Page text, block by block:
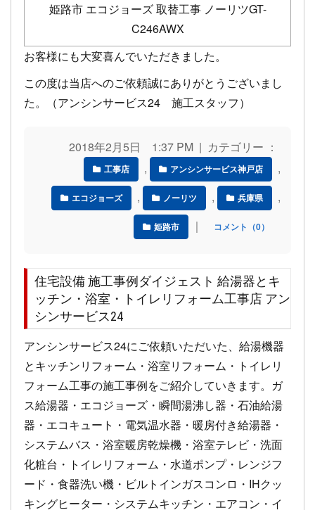
姫路市 エコジョーズ 取替工事 ノーリツGT-
C246AWX
お客様にも大変喜んでいただきました。
この度は当店へのご依頼誠にありがとうございまし
た。（アンシンサービス24 施工スタッフ）
2018年2月5日 1:37 PM | カテゴリー ：
工事店 , アンシンサービス神戸店 ,
エコジョーズ , ノーリツ , 兵庫県 ,
姫路市 ｜ コメント（0）
住宅設備 施工事例ダイジェスト 給湯器とキ
ッチン・浴室・トイレリフォーム工事店 アン
シンサービス24
アンシンサービス24にご依頼いただいた、給湯機器
とキッチンリフォーム・浴室リフォーム・トイレリ
フォーム工事の施工事例をご紹介していきます。ガ
ス給湯器・エコジョーズ・瞬間湯沸し器・石油給湯
器・エコキュート・電気温水器・暖房付き給湯器・
システムバス・浴室暖房乾燥機・浴室テレビ・洗面
化粧台・トイレリフォーム・水道ポンプ・レンジフ
ード・食器洗い機・ビルトインガスコンロ・IHクッ
キングヒーター・システムキッチン・エアコン・イ